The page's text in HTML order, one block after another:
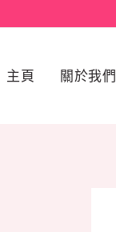
主頁 關於我們